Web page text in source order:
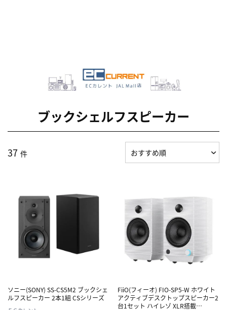
ブックシェルフスピーカー
37 件
ソニー(SONY) SS-CS5M2 ブックシェ
ルフスピーカー 2本1組 CSシリーズ
FiiO(フィーオ) FIO-SP5-W ホワイト
アクティブデスクトップスピーカー2
台1セット ハイレゾ XLR搭載